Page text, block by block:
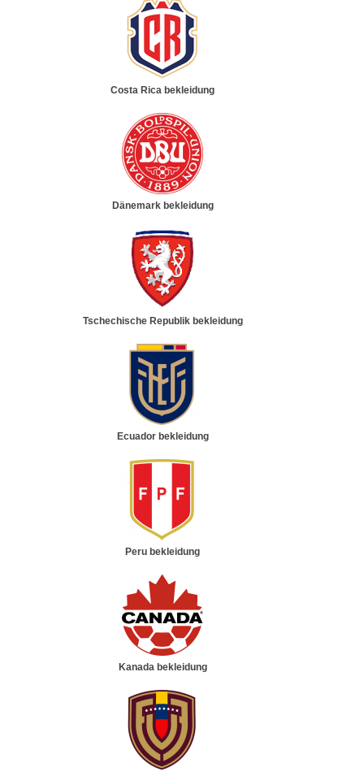
Costa Rica bekleidung
Dänemark bekleidung
Tschechische Republik bekleidung
Ecuador bekleidung
Peru bekleidung
Kanada bekleidung